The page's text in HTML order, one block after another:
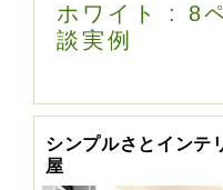
ホワイト : 8
談実例
シンプルさとインテ
屋